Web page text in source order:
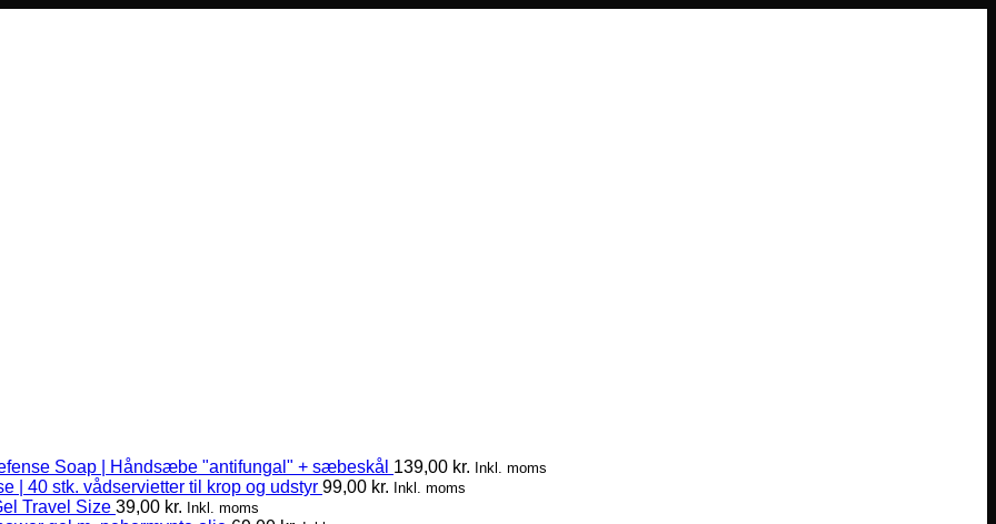
Soap | Håndsæbe "antifungal" + sæbeskål 139,00 kr. Inkl. moms
| 40 stk. vådservietter til krop og udstyr 99,00 kr. Inkl. moms
Travel Size 39,00 kr. Inkl. moms